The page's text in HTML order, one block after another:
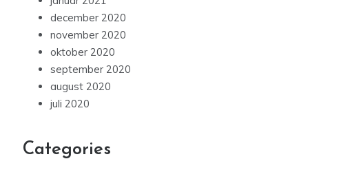
december 2020
november 2020
oktober 2020
september 2020
august 2020
juli 2020
Categories